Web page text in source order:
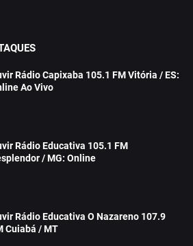
Rádio Capixaba 105.1 FM Vitória / ES:
Ao Vivo
Rádio Educativa 105.1 FM
/ MG: Online
Rádio Educativa O Nazareno 107.9
Cuiabá / MT